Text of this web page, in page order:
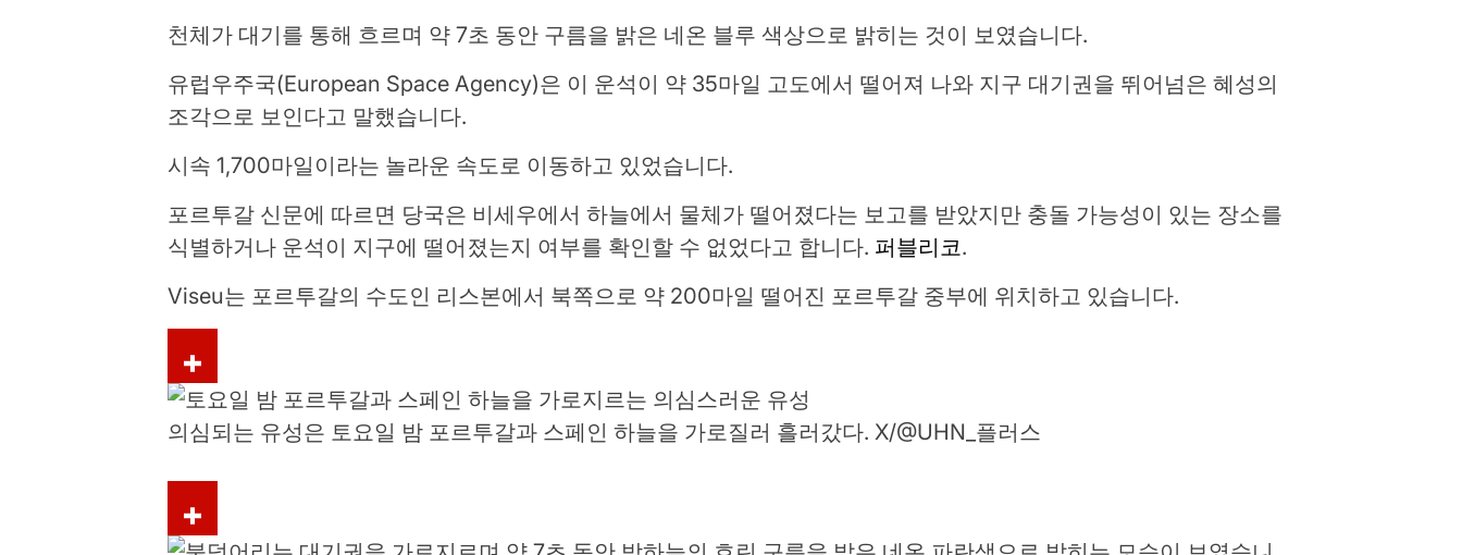
천체가 대기를 통해 흐르며 약 7초 동안 구름을 밝은 네온 블루 색상으로 밝히는 것이 보였습니다.
유럽우주국(European Space Agency)은 이 운석이 약 35마일 고도에서 떨어져 나와 지구 대기권을 뛰어넘은 혜성의
조각으로 보인다고 말했습니다.
시속 1,700마일이라는 놀라운 속도로 이동하고 있었습니다.
포르투갈 신문에 따르면 당국은 비세우에서 하늘에서 물체가 떨어졌다는 보고를 받았지만 충돌 가능성이 있는 장소를
식별하거나 운석이 지구에 떨어졌는지 여부를 확인할 수 없었다고 합니다. 퍼블리코.
Viseu는 포르투갈의 수도인 리스본에서 북쪽으로 약 200마일 떨어진 포르투갈 중부에 위치하고 있습니다.
의심되는 유성은 토요일 밤 포르투갈과 스페인 하늘을 가로질러 흘러갔다.X/@UHN_플러스